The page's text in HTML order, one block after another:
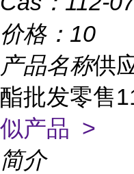
价格： 10
产品名称供
酯批发零售
似产品 >
简介